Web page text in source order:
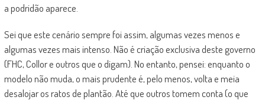
a podridão aparece.
Sei que este cenário sempre foi assim, algumas vezes menos e
algumas vezes mais intenso. Não é criação exclusiva deste governo
(FHC, Collor e outros que o digam). No entanto, pensei: enquanto o
modelo não muda, o mais prudente é, pelo menos, volta e meia
desalojar os ratos de plantão. Até que outros tomem conta (o que